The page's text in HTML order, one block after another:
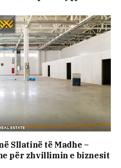
Sllatinë të Madhe –
për zhvillimin e biznesit